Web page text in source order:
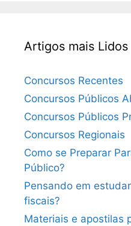
Artigos mais Lidos
Concursos Recentes
Concursos Públicos
Concursos Públicos
Concursos Regionais
Como se Preparar
Público?
Pensando em
fiscais?
Materiais e apostilas